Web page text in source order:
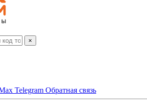
×
Telegram Обратная связь